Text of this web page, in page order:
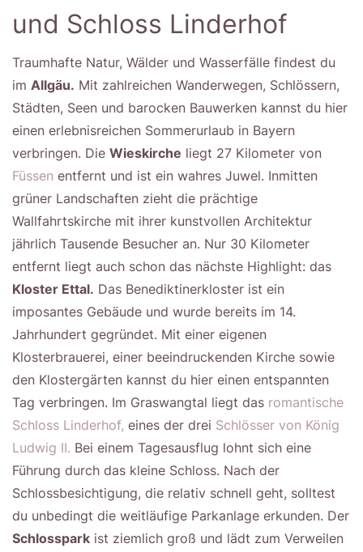
und Schloss Linderhof
Traumhafte Natur, Wälder und Wasserfälle findest du
im Allgäu. Mit zahlreichen Wanderwegen, Schlössern,
Städten, Seen und barocken Bauwerken kannst du hier
einen erlebnisreichen Sommerurlaub in Bayern
verbringen. Die Wieskirche liegt 27 Kilometer von
Füssen entfernt und ist ein wahres Juwel. Inmitten
grüner Landschaften zieht die prächtige
Wallfahrtskirche mit ihrer kunstvollen Architektur
jährlich Tausende Besucher an. Nur 30 Kilometer
entfernt liegt auch schon das nächste Highlight: das
Kloster Ettal. Das Benediktinerkloster ist ein
imposantes Gebäude und wurde bereits im 14.
Jahrhundert gegründet. Mit einer eigenen
Klosterbrauerei, einer beeindruckenden Kirche sowie
den Klostergärten kannst du hier einen entspannten
Tag verbringen. Im Graswangtal liegt das romantische
Schloss Linderhof, eines der drei Schlösser von König
Ludwig II. Bei einem Tagesausflug lohnt sich eine
Führung durch das kleine Schloss. Nach der
Schlossbesichtigung, die relativ schnell geht, solltest
du unbedingt die weitläufige Parkanlage erkunden. Der
Schlosspark ist ziemlich groß und lädt zum Verweilen